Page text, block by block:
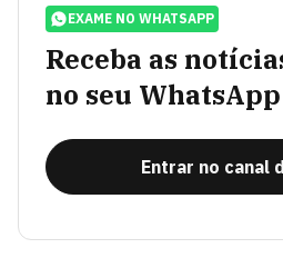
EXAME NO WHATSAPP
Receba as
no seu WhatsApp
Entrar no canal